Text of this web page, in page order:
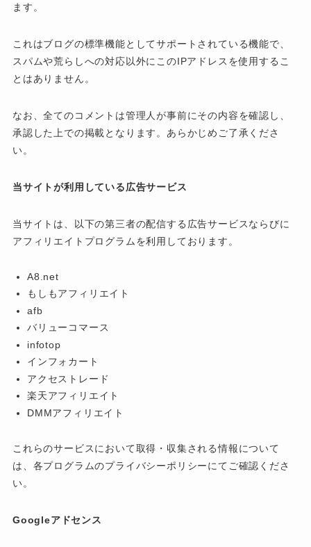
ます。
これはブログの標準機能としてサポートされている機能で、
スパムや荒らしへの対応以外にこのIPアドレスを使用するこ
とはありません。
なお、全てのコメントは管理人が事前にその内容を確認し、
承認した上での掲載となります。あらかじめご了承くださ
い。
当サイトが利用している広告サービス
当サイトは、以下の第三者の配信する広告サービスならびに
アフィリエイトプログラムを利用しております。
A8.net
もしもアフィリエイト
afb
バリューコマース
infotop
インフォカート
アクセストレード
楽天アフィリエイト
DMMアフィリエイト
これらのサービスにおいて取得・収集される情報について
は、各プログラムのプライバシーポリシーにてご確認くださ
い。
Googleアドセンス